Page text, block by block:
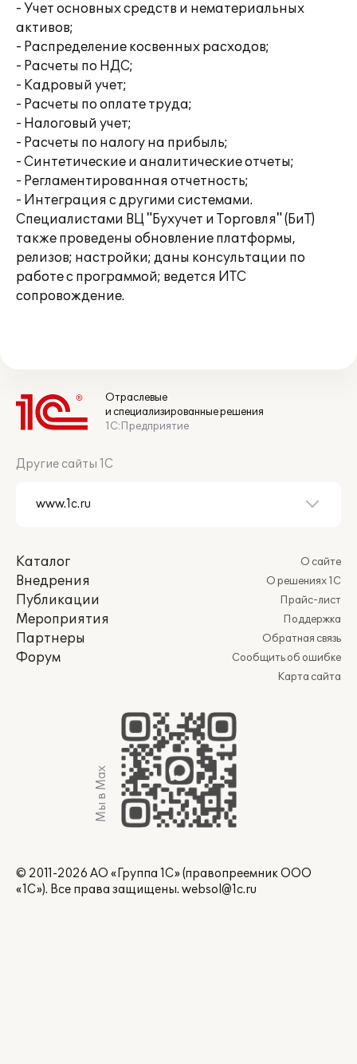
- Учет основных средств и нематериальных
активов;
- Распределение косвенных расходов;
- Расчеты по НДС;
- Кадровый учет;
- Расчеты по оплате труда;
- Налоговый учет;
- Расчеты по налогу на прибыль;
- Синтетические и аналитические отчеты;
- Регламентированная отчетность;
- Интеграция с другими системами.
Специалистами ВЦ "Бухучет и Торговля" (БиТ)
также проведены обновление платформы,
релизов; настройки; даны консультации по
работе с программой; ведется ИТС
сопровождение.
Отраслевые
и специализированные решения
1С:Предприятие
Другие сайты 1С
Каталог
Внедрения
Публикации
Мероприятия
Партнеры
Форум
О сайте
О решениях 1С
Прайс-лист
Поддержка
Обратная связь
Сообщить об ошибке
Карта сайта
Мы в Max
© 2011-2026 АО «Группа 1С» (правопреемник ООО
«1С»). Все права защищены. websol@1c.ru